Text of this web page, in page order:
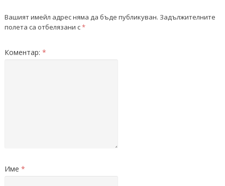
Вашият имейл адрес няма да бъде публикуван. Задължителните
полета са отбелязани с*
Коментар: *
Име *